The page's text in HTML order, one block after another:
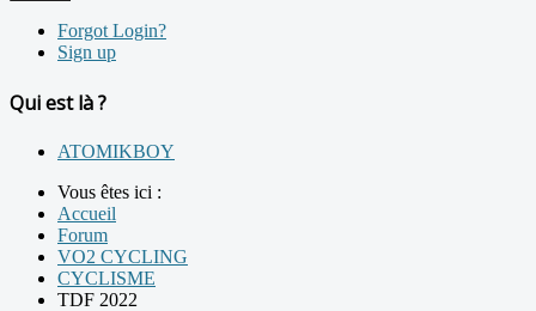
Forgot Login?
Sign up
Qui est là ?
ATOMIKBOY
Vous êtes ici :
Accueil
Forum
VO2 CYCLING
CYCLISME
TDF 2022